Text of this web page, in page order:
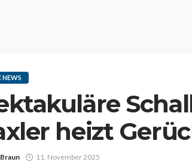
NEWS
heizt
11. November 2025